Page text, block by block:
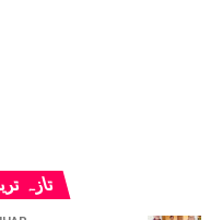
تازہ